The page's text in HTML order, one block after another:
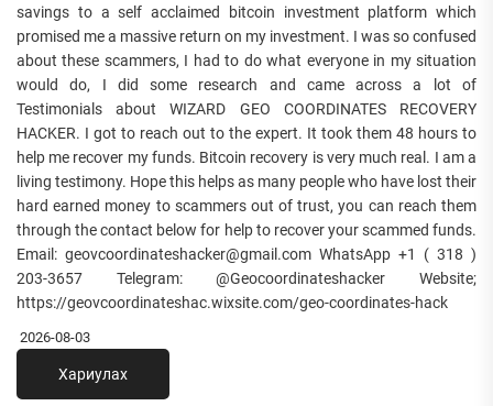
savings to a self acclaimed bitcoin investment platform which
promised me a massive return on my investment. I was so confused
about these scammers, I had to do what everyone in my situation
would do, I did some research and came across a lot of
Testimonials about WIZARD GEO COORDINATES RECOVERY
HACKER. I got to reach out to the expert. It took them 48 hours to
help me recover my funds. Bitcoin recovery is very much real. I am a
living testimony. Hope this helps as many people who have lost their
hard earned money to scammers out of trust, you can reach them
through the contact below for help to recover your scammed funds.
Email: geovcoordinateshacker@gmail.com WhatsApp +1 ( 318 )
203-3657 Telegram: @Geocoordinateshacker Website;
https://geovcoordinateshac.wixsite.com/geo-coordinates-hack
2026-08-03
Хариулах